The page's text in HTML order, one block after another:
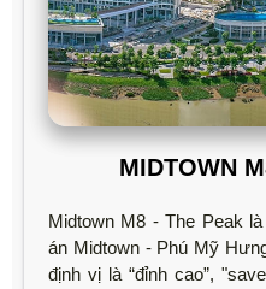
MIDTOWN
Midtown M8 - The Peak
án Midtown - Phú Mỹ
định vị là “đỉnh cao”,